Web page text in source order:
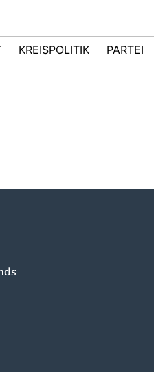
KREISPOLITIK PARTEI